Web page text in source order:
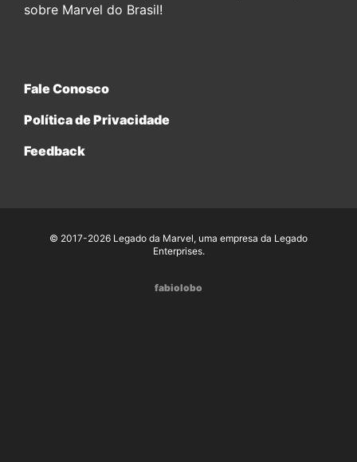
sobre Marvel do Brasil!
Fale Conosco
Política de Privacidade
Feedback
© 2017-2026 Legado da Marvel, uma empresa da Legado
Enterprises.
fabiolobo